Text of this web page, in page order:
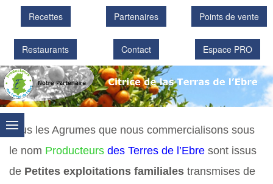
Recettes Partenaires Points de vente
Restaurants Contact Espace PRO
Tous les Agrumes que nous commercialisons sous
le nom Producteurs des Terres de l’Ebre sont issus
de Petites exploitations familiales transmises de